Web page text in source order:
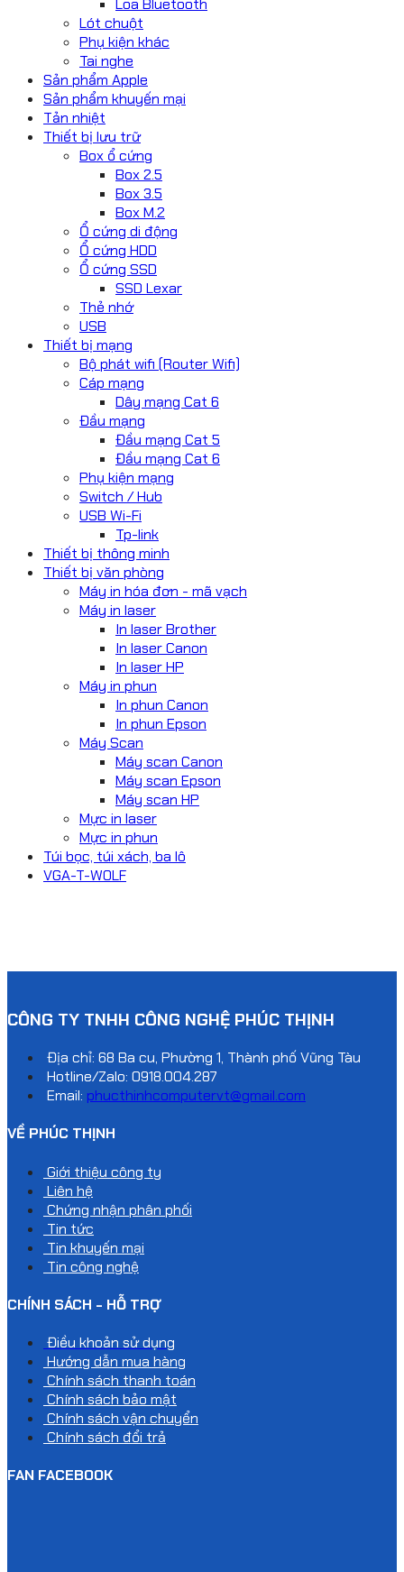
Lót chuột
Phụ kiện khác
Tai nghe
Sản phẩm Apple
Sản phẩm khuyến mại
Tản nhiệt
Thiết bị lưu trữ
Box ổ cứng
Box 2.5
Box 3.5
Box M.2
Ổ cứng di động
Ổ cứng HDD
Ổ cứng SSD
SSD Lexar
Thẻ nhớ
USB
Thiết bị mạng
Bộ phát wifi (Router Wifi)
Cáp mạng
Dây mạng Cat 6
Đầu mạng
Đầu mạng Cat 5
Đầu mạng Cat 6
Phụ kiện mạng
Switch / Hub
USB Wi-Fi
Tp-link
Thiết bị thông minh
Thiết bị văn phòng
Máy in hóa đơn - mã vạch
Máy in laser
In laser Brother
In laser Canon
In laser HP
Máy in phun
In phun Canon
In phun Epson
Máy Scan
Máy scan Canon
Máy scan Epson
Máy scan HP
Mực in laser
Mực in phun
Túi bọc, túi xách, ba lô
VGA-T-WOLF
CÔNG TY TNHH CÔNG NGHỆ PHÚC THỊNH
Địa chỉ: 68 Ba cu, Phường 1, Thành phố Vũng Tàu
Hotline/Zalo: 0918.004.287
Email: phucthinhcomputervt@gmail.com
VỀ PHÚC THỊNH
Giới thiệu công ty
Liên hệ
Chứng nhận phân phối
Tin tức
Tin khuyến mại
Tin công nghệ
CHÍNH SÁCH - HỖ TRỢ
Điều khoản sử dụng
Hướng dẫn mua hàng
Chính sách thanh toán
Chính sách bảo mật
Chính sách vận chuyển
Chính sách đổi trả
FAN FACEBOOK